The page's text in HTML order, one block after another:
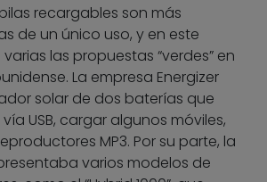
recargables son más
de un único uso, y en este
las propuestas “verdes” en
La empresa Energizer
solar de dos baterías que
USB, cargar algunos móviles,
MP3. Por su parte, la
varios modelos de